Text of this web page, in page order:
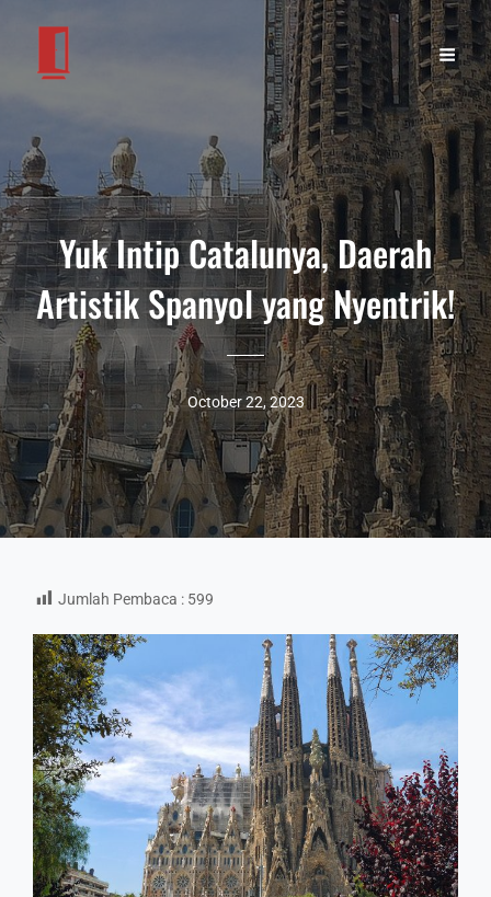
Yuk Intip Catalunya, Daerah
Artistik Spanyol yang Nyentrik!
October 22, 2023
Jumlah Pembaca : 599